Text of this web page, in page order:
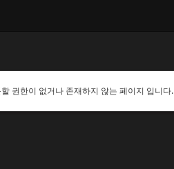
권한이 없거나 존재하지 않는 페이지 입니다.